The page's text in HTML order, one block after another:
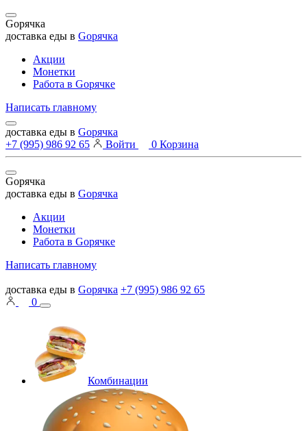
Gорячка
доставка еды в Gорячка
Акции
Монетки
Работа в Goрячке
Написать главному
доставка еды в Gорячка
+7 (995) 986 92 65
Войти 0 Корзина
Gорячка
доставка еды в Gорячка
Акции
Монетки
Работа в Goрячке
Написать главному
доставка еды в Gорячка +7 (995) 986 92 65
0
Комбинации